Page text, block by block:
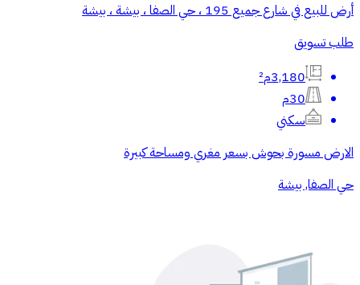
أرض للبيع في شارع جميع 195 ، حي الصفا ، بيشة ، بيشة
طلب تسويق
3,180م²
30م
سكني
الارض مسورة بحوش بسعر مغري ومساحة كبيرة
حي الصفا, بيشة